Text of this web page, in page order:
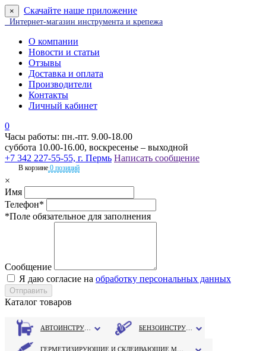
× Скачайте наше приложение
Интернет-магазин инструмента и крепежа
О компании
Новости и статьи
Отзывы
Доставка и оплата
Производители
Контакты
Личный кабинет
0
Часы работы: пн.-пт. 9.00-18.00
суббота 10.00-16.00, воскресенье – выходной
+7 342 227-55-55, г. Пермь Написать сообщение
В корзине 0 позиций
×
Имя
Телефон*
*Поле обязательное для заполнения
Сообщение
Я даю согласие на обработку персональных данных
Каталог товаров